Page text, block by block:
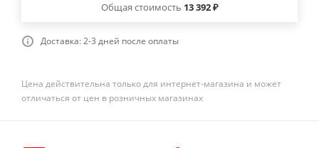
Общая стоимость 13 392 ₽
Доставка: 2-3 дней после оплаты
Цена действительна только для интернет-магазина и может
отличаться от цен в розничных магазинах